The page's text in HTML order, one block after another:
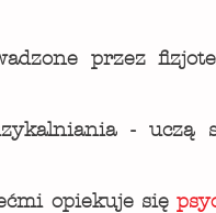
przez
- uczą
opiekuje się